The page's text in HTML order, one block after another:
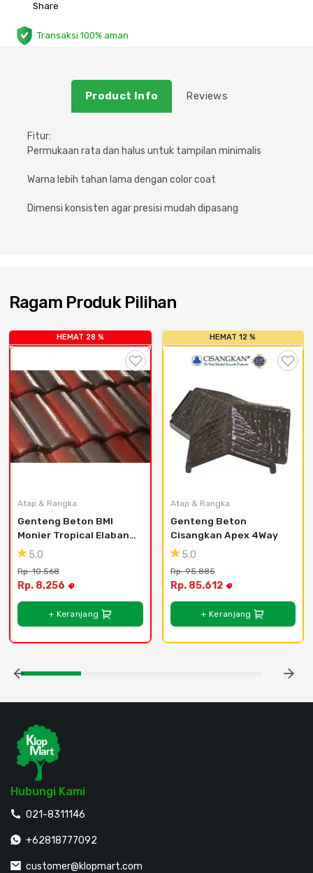
Aksesoris Perabot
Atap & Lantai
Semen & Sejenisnya
Share
Transaksi 100% aman
Product Info Reviews
Fitur:
Permukaan rata dan halus untuk tampilan minimalis
Warna lebih tahan lama dengan color coat
Dimensi konsisten agar presisi mudah dipasang
Ragam Produk Pilihan
HEMAT 28 %
Atap & Rangka
Genteng Beton BMI
Monier Tropical Elabana
Duotone Tile - Antique
5.0
Rp. 10.568
Rp. 8.256
+ Keranjang
HEMAT 12 %
Atap & Rangka
Genteng Beton
Cisangkan Apex 4Way
5.0
Rp. 95.885
Rp. 85.612
+ Keranjang
Hubungi Kami
021-8311146
+62818777092
customer@klopmart.com